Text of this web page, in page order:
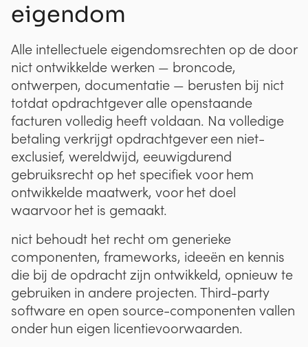
eigendom
Alle intellectuele eigendomsrechten op de door
nict ontwikkelde werken — broncode,
ontwerpen, documentatie — berusten bij nict
totdat opdrachtgever alle openstaande
facturen volledig heeft voldaan. Na volledige
betaling verkrijgt opdrachtgever een niet-
exclusief, wereldwijd, eeuwigdurend
gebruiksrecht op het specifiek voor hem
ontwikkelde maatwerk, voor het doel
waarvoor het is gemaakt.
nict behoudt het recht om generieke
componenten, frameworks, ideeën en kennis
die bij de opdracht zijn ontwikkeld, opnieuw te
gebruiken in andere projecten. Third-party
software en open source-componenten vallen
onder hun eigen licentievoorwaarden.